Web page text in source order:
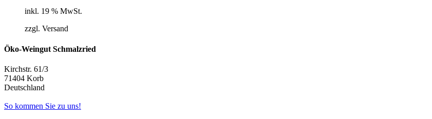
inkl. 19 % MwSt.
zzgl. Versand
Öko-Weingut Schmalzried
Kirchstr. 61/3
71404 Korb
Deutschland
So kommen Sie zu uns!